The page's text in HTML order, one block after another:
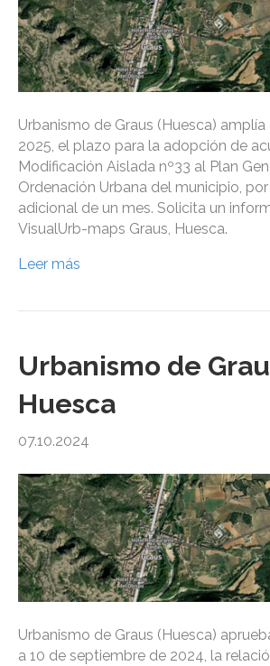
Urbanismo de Graus (Huesca) amplía
2025, el plazo para la adopción de
Modificación Aislada nº33 al Plan
Ordenación Urbana del municipio,
adicional de un mes. Solicita un
VisualUrb-maps Graus, Huesca.
Leer más
Urbanismo de
Huesca
07.10.2024
Urbanismo de Graus (Huesca)
a 10 de septiembre de 2024, la